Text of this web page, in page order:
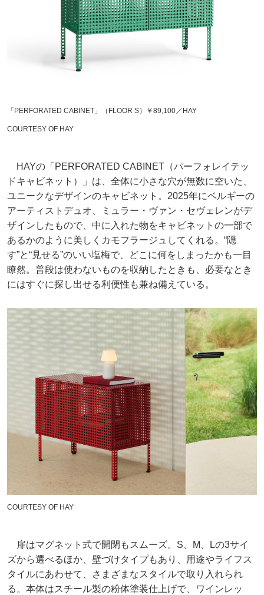
「PERFORATED CABINET」（FLOOR S）￥89,100／HAY
COURTESY OF HAY
HAYの「PERFORATED CABINET（パーフォレイテッ
ドキャビネット）」は、全体に小さな穴が無数に空いた、
ユニークなデザインのキャビネット。2025年にベルギーの
アーティストデュオ、ミュラー・ヴァン・セヴェレンがデ
ザインしたもので、中に入れた物をキャビネットの一部で
あるかのように美しくカモフラージュしてくれる。“隠
す”と“見せる”のいい塩梅で、どこに何をしまったかも一目
瞭然。普段は使わないものを収納したときも、必要なとき
にはすぐに探し出せる利便性も兼ね備えている。
COURTESY OF HAY
扉はマグネット式で開閉もスムーズ。S、M、Lの3サイ
ズから選べるほか、壁づけタイプもあり、用途やライフス
タイルにあわせて、さまざまなスタイルで取り入れられ
る。本体はスチール製の粉体塗装仕上げで、ワインレッ